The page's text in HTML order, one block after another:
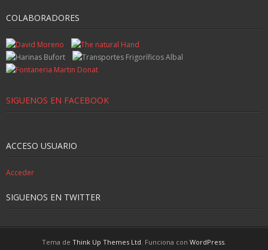
COLABORADORES
SIGUENOS EN FACEBOOK
ACCESO USUARIO
Acceder
SIGUENOS EN TWITTER
Tema de Think Up Themes Ltd. Funciona con WordPress.